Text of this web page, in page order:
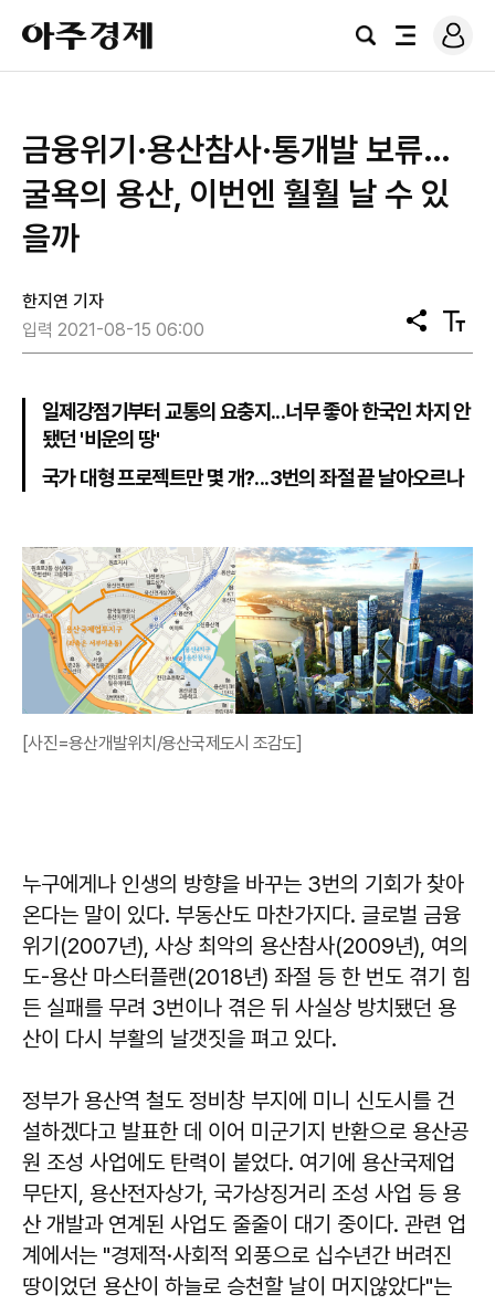
아
주
경
검
전
로
그
​금융위기·용산참사·통개발 보류…
굴욕의 용산, 이번엔 훨훨 날 수 있
을까
한지연 기자
입력 2021-08-15 06:00
공
유
텍
스
기
일제강점기부터 교통의 요충지...너무 좋아 한국인 차지 안
됐던 '비운의 땅'
국가 대형 프로젝트만 몇 개?...3번의 좌절 끝 날아오르나
[사진=용산개발위치/용산국제도시 조감도]
누구에게나 인생의 방향을 바꾸는 3번의 기회가 찾아
온다는 말이 있다. 부동산도 마찬가지다. 글로벌 금융
위기(2007년), 사상 최악의 용산참사(2009년), 여의
도-용산 마스터플랜(2018년) 좌절 등 한 번도 겪기 힘
든 실패를 무려 3번이나 겪은 뒤 사실상 방치됐던 용
산이 다시 부활의 날갯짓을 펴고 있다.
정부가 용산역 철도 정비창 부지에 미니 신도시를 건
설하겠다고 발표한 데 이어 미군기지 반환으로 용산공
원 조성 사업에도 탄력이 붙었다. 여기에 용산국제업
무단지, 용산전자상가, 국가상징거리 조성 사업 등 용
산 개발과 연계된 사업도 줄줄이 대기 중이다. 관련 업
계에서는 "경제적·사회적 외풍으로 십수년간 버려진
땅이었던 용산이 하늘로 승천할 날이 머지않았다"는